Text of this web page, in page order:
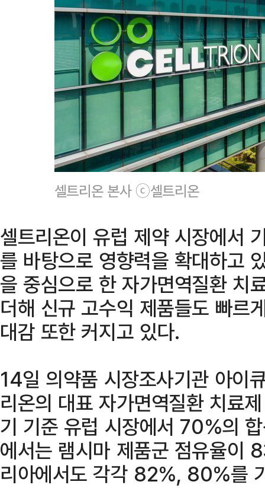
셀트리온 본사 ⓒ셀트리온
셀트리온이 유럽 제약 시장에서
를 바탕으로 영향력을 확대하고
을 중심으로 한 자가면역질환 치
더해 신규 고수익 제품들도 빠르
대감 또한 커지고 있다.
14일 의약품 시장조사기관 아이
리온의 대표 자가면역질환 치료
기 기준 유럽 시장에서 70%의
에서는 램시마 제품군 점유율이
리아에서도 각각 82%, 80%를